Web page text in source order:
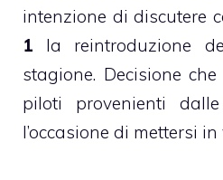
intenzione di discutere
1 la reintroduzione
stagione. Decisione
piloti provenienti
l’occasione di mettersi